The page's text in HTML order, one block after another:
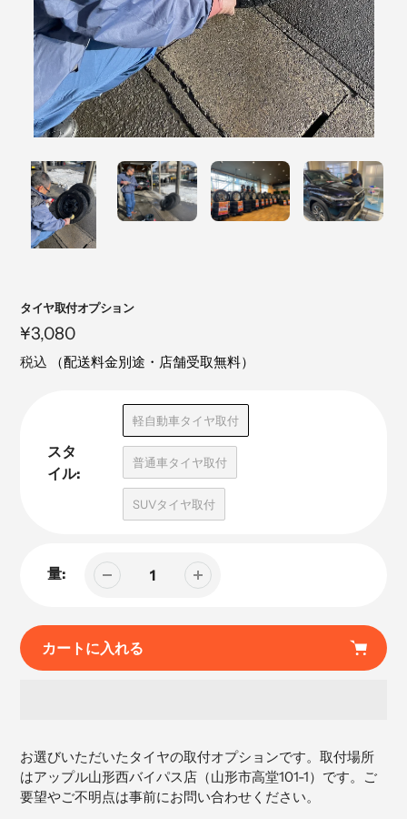
注
目
の
タイヤ取付オプション
定
価
¥3,080
税込 （配送料金別途・店舗受取無料）
スタ
イル:
軽自動車タイヤ取付
普通車タイヤ取付
SUVタイヤ取付
量:
カートに入れる
ー
ト
に
商
お選びいただいたタイヤの取付オプションです。取付場所
はアップル山形西バイパス店（山形市高堂101-1）です。ご
要望やご不明点は事前にお問い合わせください。